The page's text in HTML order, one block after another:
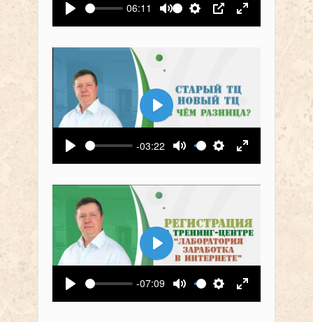
Воспроизвести
06:11
Выключить звук
Настройки
PIP На весь
Воспроизвести
-03:22
Выключить звук
Настройки
На весь
Воспроизвести
Воспроизвести
-07:09
Выключить звук
Настройки
На весь
Воспроизвести